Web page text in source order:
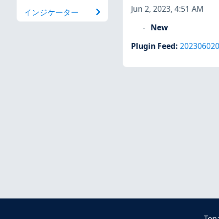
インジケーター
Jun 2, 2023, 4:51 AM
New
Plugin Feed: